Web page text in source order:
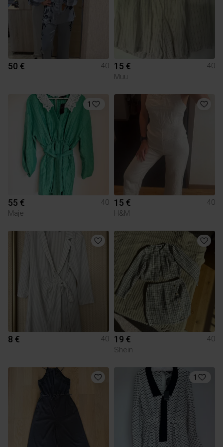
50 € 40 15 €
40
Muu
1
55 €
40
Maje
15 €
40
H&M
8 € 40 19 €
40
Shein
1